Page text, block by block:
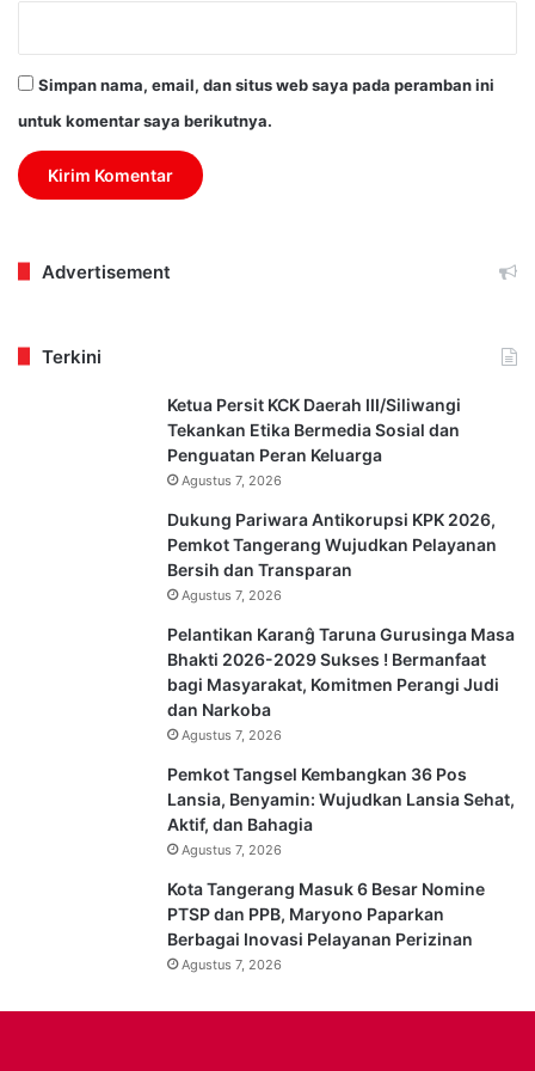
Simpan nama, email, dan situs web saya pada peramban ini
untuk komentar saya berikutnya.
Advertisement
Terkini
Ketua Persit KCK Daerah III/Siliwangi
Tekankan Etika Bermedia Sosial dan
Penguatan Peran Keluarga
Agustus 7, 2026
Dukung Pariwara Antikorupsi KPK 2026,
Pemkot Tangerang Wujudkan Pelayanan
Bersih dan Transparan
Agustus 7, 2026
Pelantikan Karanĝ Taruna Gurusinga Masa
Bhakti 2026-2029 Sukses ! Bermanfaat
bagi Masyarakat, Komitmen Perangi Judi
dan Narkoba
Agustus 7, 2026
Pemkot Tangsel Kembangkan 36 Pos
Lansia, Benyamin: Wujudkan Lansia Sehat,
Aktif, dan Bahagia
Agustus 7, 2026
Kota Tangerang Masuk 6 Besar Nomine
PTSP dan PPB, Maryono Paparkan
Berbagai Inovasi Pelayanan Perizinan
Agustus 7, 2026